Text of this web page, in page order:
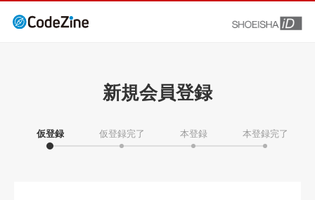
新規会員登録
仮登録 仮登録完了 本登録 本登録完了